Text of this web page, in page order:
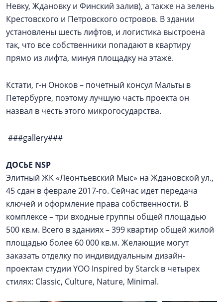
Невку, Ждановку и Финский залив), а также на зелень
Крестовского и Петровского островов. В здании
установлены шесть лифтов, и логистика выстроена
так, что все собственники попадают в квартиру
прямо из лифта, минуя площадку на этаже.
Кстати, г-н Оноков – почетный консул Мальты в
Петербурге, поэтому лучшую часть проекта он
назвал в честь этого микрогосударства.
###gallery###
ДОСЬЕ NSP
Элитный ЖК «Леонтьевский Мыс» на Ждановской ул.,
45 сдан в феврале 2017-го. Сейчас идет передача
ключей и оформление права собственности. В
комплексе – три входные группы общей площадью
500 кв.м. Всего в зданиях – 399 квартир общей жилой
площадью более 60 000 кв.м. Желающие могут
заказать отделку по индивидуальным дизайн-
проектам студии YOO Inspired by Starck в четырех
стилях: Classic, Culture, Nature, Minimal.